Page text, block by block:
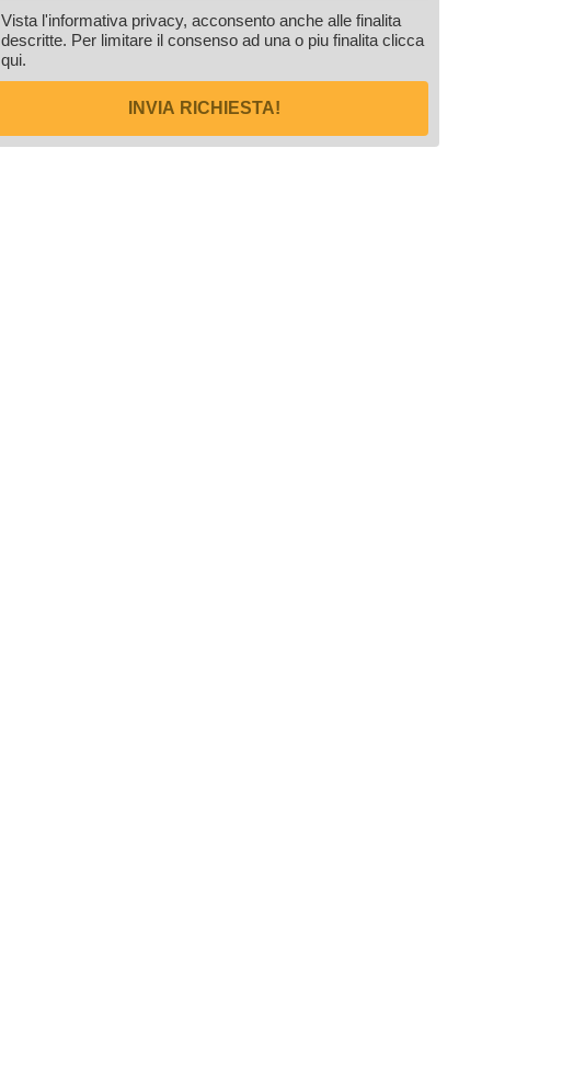
Vista l'informativa privacy, acconsento anche alle finalita
descritte. Per limitare il consenso ad una o piu finalita clicca
qui.
INVIA RICHIESTA!